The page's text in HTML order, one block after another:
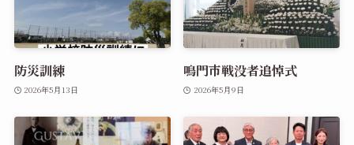
防災訓練
2026年5月13日
鳴門市戦没者追悼式
2026年5月9日